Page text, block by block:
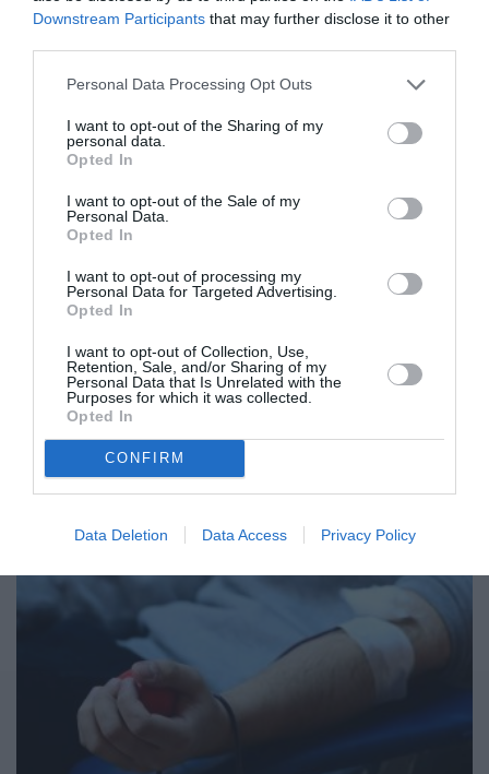
Downstream Participants that may further disclose it to other
Personal Data Processing Opt Outs
I want to opt-out of the Sharing of my
personal data.
Opted In
I want to opt-out of the Sale of my
Personal Data.
Opted In
I want to opt-out of processing my
Personal Data for Targeted Advertising.
Opted In
I want to opt-out of Collection, Use,
Retention, Sale, and/or Sharing of my
Personal Data that Is Unrelated with the
Purposes for which it was collected.
Opted In
CONFIRM
Data Deletion Data Access Privacy Policy
Εθελοντική αιμοδοσία την Τρίτη στο
Κέντρο Υγείας Καλαμάτας
07/10/2023 17:08
Εθελοντική αιμοδοσία διοργανώνουν το Κέντρο
Υγείας Καλαμάτας (πρώην Μονάδα Υγείας), σε